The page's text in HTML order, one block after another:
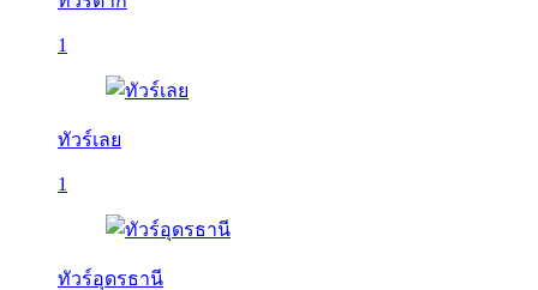
1
ทัวร์เลย
1
ทัวร์อุดรธานี